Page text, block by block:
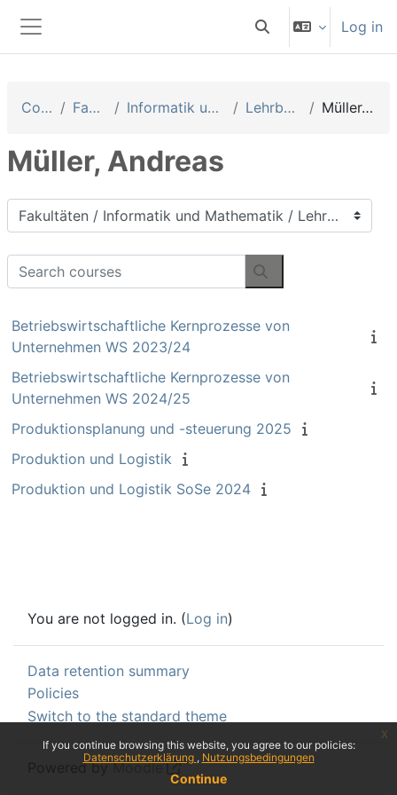
If you continue browsing this website, you agree to our policies:
Datenschutzerklärung
Nutzungsbedingungen
Continue
x
Side panel
Toggle search input
Log in
Courses Fakultäten Informatik und Mathematik Lehrbeauftragte Müller, Andreas
Müller, Andreas
Course categories
Search courses
Search courses
Betriebswirtschaftliche Kernprozesse von
Unternehmen WS 2023/24
Betriebswirtschaftliche Kernprozesse von
Unternehmen WS 2024/25
Produktionsplanung und -steuerung 2025
Produktion und Logistik
Produktion und Logistik SoSe 2024
You are not logged in. (Log in)
Data retention summary
Policies
Switch to the standard theme
Powered byMoodle